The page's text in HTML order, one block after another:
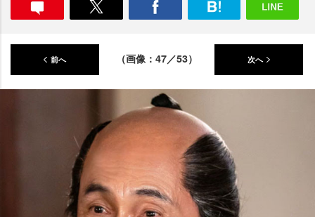
前へ （画像：47／53） 次へ